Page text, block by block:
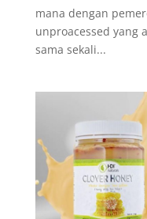
mana dengan
unproacessed yang
sama sekali...